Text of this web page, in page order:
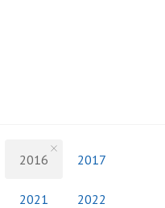
2016 2017
2021 2022